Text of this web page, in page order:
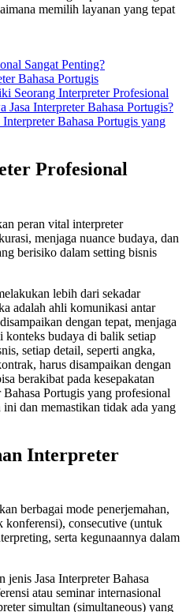
memilih layanan yang tepat
Sangat Penting?
Bahasa Portugis
Seorang Interpreter Profesional
Interpreter Bahasa Portugis?
Bahasa Portugis yang
Profesional
peran vital interpreter
menjaga nuance budaya, dan
berisiko dalam setting bisnis
lebih dari sekadar
adalah ahli komunikasi antar
dengan tepat, menjaga
konteks budaya di balik setiap
setiap detail, seperti angka,
harus disampaikan dengan
berakibat pada kesepakatan
Portugis yang profesional
dan memastikan tidak ada yang
Interpreter
berbagai mode penerjemahan,
konferensi), consecutive (untuk
serta kegunaannya dalam
jenis Jasa Interpreter Bahasa
atau seminar internasional
simultan (simultaneous) yang